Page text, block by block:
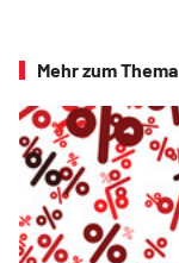
Mehr zum Thema